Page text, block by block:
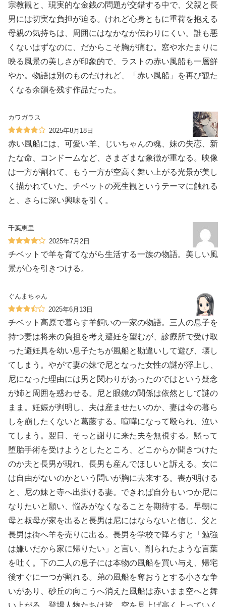
宗教観と、現実的な金銭の問題が交錯する中で、父親と長
男には切実な負担が迫る。けれど心身ともに重荷を抱える
母親の気持ちは、周囲にはなかなか伝わりにくい。誰も悪
くないはずなのに、だからこそ胸が痛む。窓や水たまりに
映る風景の美しさが印象的で、ラストの赤い風船も一層鮮
やか。物語は別のものだけれど、「赤い風船」を再び観た
くなる余韻を残す作品だった。
カワガラス
2025年8月18日
赤い風船には、可愛い羊、じいちゃんの魂、妹の失恋、新
たな命、コンドームなど、さまざまな象徴が重なる。映像
は一方が割れて、もう一方が空高く舞い上がる光景が美し
く描かれていた。チベットの死生観というテーマに触れる
と、さらに深い興味を引く。
千葉恵里
2025年7月2日
チベットで羊を育てながら生活する一族の物語。美しい風
景が心を引きつける。
ぐんまちゃん
2025年6月13日
チベット高原で暮らす羊飼いの一家の物語。三人の息子を
持つ妻は将来の負担を考え避妊を望むが、診療所で受け取
った避妊具を幼い息子たちが風船と勘違いして遊び、壊し
てしまう。やがて妻の妹で尼となった女性の謎が浮上し、
尼になった理由には男と関わりがあったのではという疑念
が姉と周囲を惑わせる。尼と眼鏡の関係は依然として謎の
まま。妊娠が判明し、夫は産ませたいのか、妻は今の暮ら
しを崩したくないと葛藤する。喧嘩になって殴られ、泣い
てしまう。翌日、そっと謝りに来た夫を無視する。黙って
堕胎手術を受けようとしたところ、どこからか聞きつけた
のか夫と長男が現れ、長男も産んでほしいと訴える。女に
は自由がないのかという問いが胸に去来する。喪が明ける
と、尼の妹と寺へ出掛ける妻。できれば自分もいつか尼に
なりたいと願い、悩みがなくなることを期待する。早朝に
母と叔母が家を出ると長男は尼にはならないと信じ、父と
長男は街へ羊を売りに出る。長男を学校で降ろすと「勉強
は嫌いだから家に帰りたい」と言い、削られたような言葉
を吐く。下の二人の息子には本物の風船を買い与え、帰宅
後すぐに一つが割れる。弟の風船を奪おうとする小さな争
いがあり、砂丘の向こうへ消えた風船は赤いまま空へと舞
い上がる。登場人物たちは皆、空を見上げ高く上っていく